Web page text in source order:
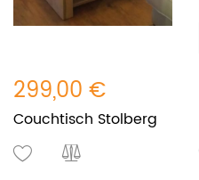
299,00 €
Couchtisch Stolberg